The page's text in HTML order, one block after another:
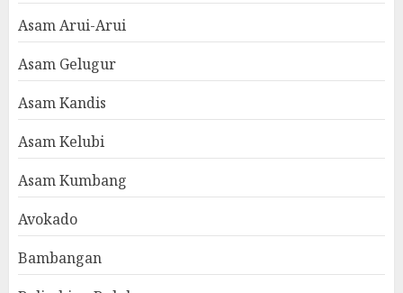
Asam Arui-Arui
Asam Gelugur
Asam Kandis
Asam Kelubi
Asam Kumbang
Avokado
Bambangan